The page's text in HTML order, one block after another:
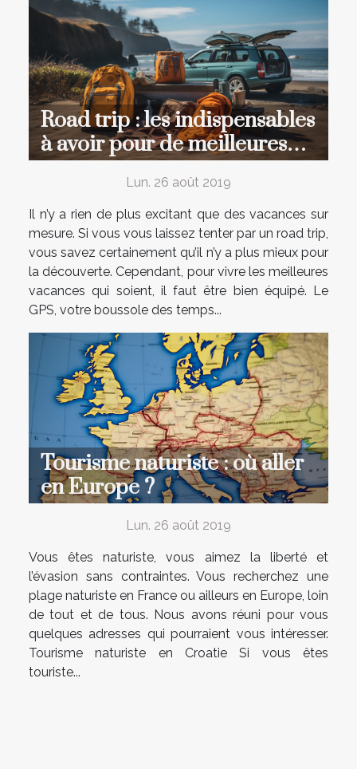
Road trip : les indispensables
à avoir pour de meilleures
vacances
Lun. 26 août 2019
Il n’y a rien de plus excitant que des vacances sur
mesure. Si vous vous laissez tenter par un road trip,
vous savez certainement qu’il n’y a plus mieux pour
la découverte. Cependant, pour vivre les meilleures
vacances qui soient, il faut être bien équipé. Le
GPS, votre boussole des temps...
Tourisme naturiste : où aller
en Europe ?
Lun. 26 août 2019
Vous êtes naturiste, vous aimez la liberté et
l’évasion sans contraintes. Vous recherchez une
plage naturiste en France ou ailleurs en Europe, loin
de tout et de tous. Nous avons réuni pour vous
quelques adresses qui pourraient vous intéresser.
Tourisme naturiste en Croatie Si vous êtes
touriste...